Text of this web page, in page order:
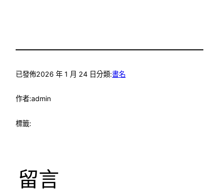
已發佈2026 年 1 月 24 日分類:書名
作者:admin
標籤:
留言